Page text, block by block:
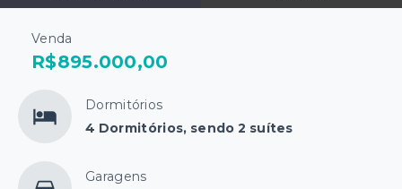
Venda
R$895.000,00
Dormitórios
4 Dormitórios, sendo 2 suítes
Garagens